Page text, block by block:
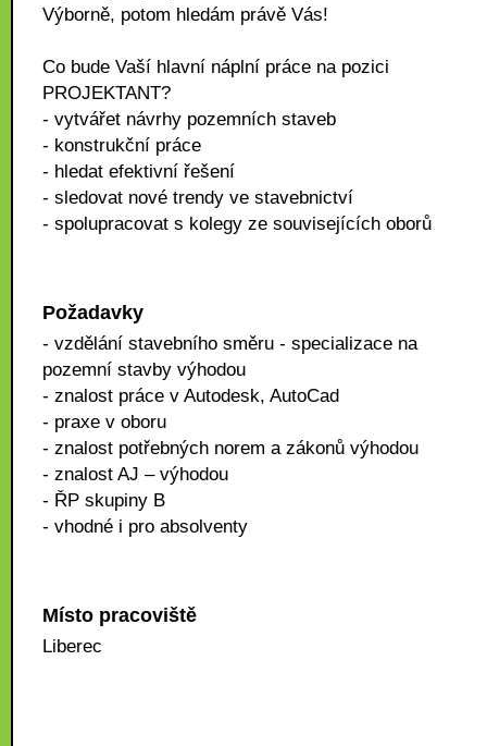
Výborně, potom hledám právě Vás!
Co bude Vaší hlavní náplní práce na pozici
PROJEKTANT?
- vytvářet návrhy pozemních staveb
- konstrukční práce
- hledat efektivní řešení
- sledovat nové trendy ve stavebnictví
- spolupracovat s kolegy ze souvisejících oborů
Požadavky
- vzdělání stavebního směru - specializace na
pozemní stavby výhodou
- znalost práce v Autodesk, AutoCad
- praxe v oboru
- znalost potřebných norem a zákonů výhodou
- znalost AJ – výhodou
- ŘP skupiny B
- vhodné i pro absolventy
Místo pracoviště
Liberec